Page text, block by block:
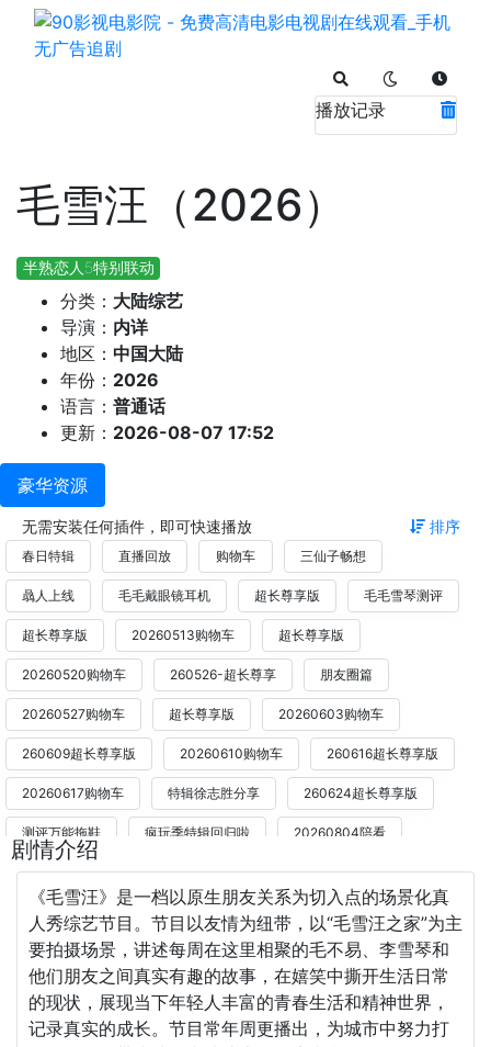
播放记录
毛雪汪（2026）
半熟恋人5特别联动
分类： 大陆综艺
导演： 内详
地区： 中国大陆
年份： 2026
语言： 普通话
更新： 2026-08-07 17:52
豪华资源
无需安装任何插件，即可快速播放 排序
春日特辑 直播回放 购物车 三仙子畅想
骉人上线 毛毛戴眼镜耳机 超长尊享版 毛毛雪琴测评
超长尊享版 20260513购物车 超长尊享版
20260520购物车 260526-超长尊享 朋友圈篇
20260527购物车 超长尊享版 20260603购物车
260609超长尊享版 20260610购物车 260616超长尊享版
20260617购物车 特辑徐志胜分享 260624超长尊享版
测评万能拖鞋 疯玩季特辑回归啦 20260804陪看
20260806购物车 半熟恋人5特别联动
剧情介绍
《毛雪汪》是一档以原生朋友关系为切入点的场景化真
人秀综艺节目。节目以友情为纽带，以“毛雪汪之家”为主
要拍摄场景，讲述每周在这里相聚的毛不易、李雪琴和
他们朋友之间真实有趣的故事，在嬉笑中撕开生活日常
的现状，展现当下年轻人丰富的青春生活和精神世界，
记录真实的成长。节目常年周更播出，为城市中努力打